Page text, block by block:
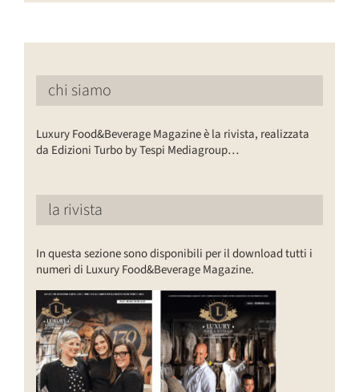
chi siamo
Luxury Food&Beverage Magazine è la rivista, realizzata
da Edizioni Turbo by Tespi Mediagroup…
la rivista
In questa sezione sono disponibili per il download tutti i
numeri di Luxury Food&Beverage Magazine.